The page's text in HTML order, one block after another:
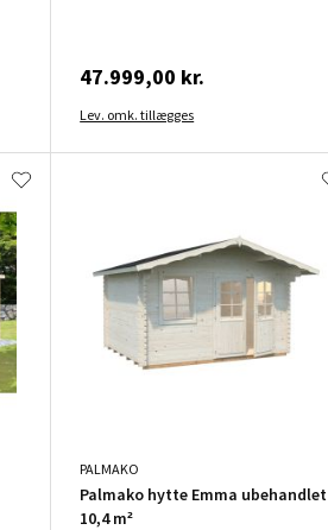
47.999,00 kr.
Lev. omk. tillægges
PALMAKO
Palmako hytte Emma ubehandlet
10,4 m²